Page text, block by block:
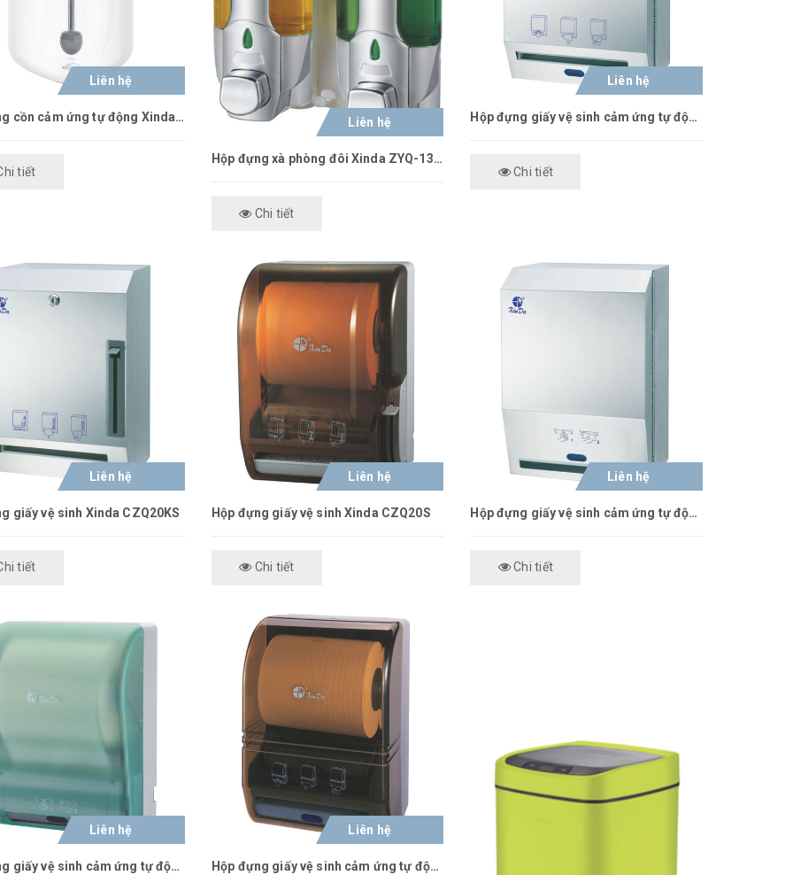
Liên hệ
Hộp đựng cồn cảm ứng tự động Xinda XDQ110
tiết
Liên hệ
Hộp đựng xà phòng đôi Xinda ZYQ-138S silver
Chi tiết
Liên hệ
Hộp đựng giấy vệ sinh cảm ứng tự động Xinda CZQ20K
Chi tiết
Liên hệ
giấy vệ sinh Xinda CZQ20KS
tiết
Liên hệ
Hộp đựng giấy vệ sinh Xinda CZQ20S
Chi tiết
Liên hệ
Hộp đựng giấy vệ sinh cảm ứng tự động Xinda CZQ21K
Chi tiết
Liên hệ
Hộp đựng giấy vệ sinh cảm ứng tự động Xinda CZQ21
Liên hệ
Hộp đựng giấy vệ sinh cảm ứng tự động Xinda CZQ20